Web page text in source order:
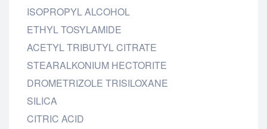
ISOPROPYL ALCOHOL
ETHYL TOSYLAMIDE
ACETYL TRIBUTYL CITRATE
STEARALKONIUM HECTORITE
DROMETRIZOLE TRISILOXANE
SILICA
CITRIC ACID